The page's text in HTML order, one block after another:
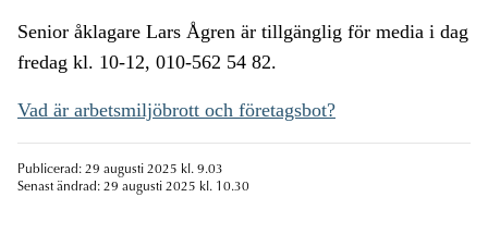
Senior åklagare Lars Ågren är tillgänglig för media i dag
fredag kl. 10-12, 010-562 54 82.
Vad är arbetsmiljöbrott och företagsbot?
Publicerad: 29 augusti 2025 kl. 9.03
Senast ändrad: 29 augusti 2025 kl. 10.30